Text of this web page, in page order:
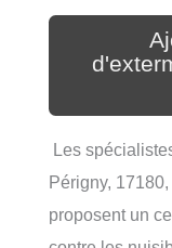
Les
Périgny,
proposent un